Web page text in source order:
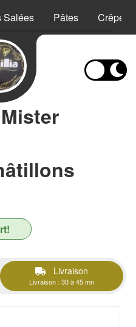
Salées Pâtes Crêpes
Livraison
Livraison : 30 à 45 mn